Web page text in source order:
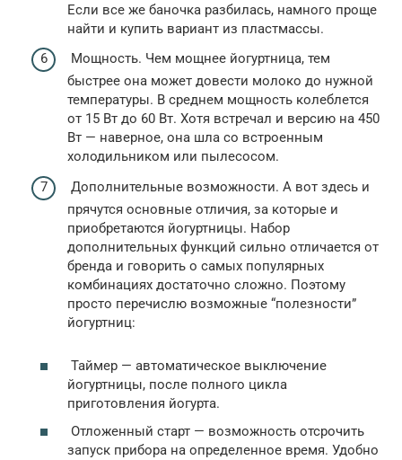
Если все же баночка разбилась, намного проще
найти и купить вариант из пластмассы.
Мощность. Чем мощнее йогуртница, тем
быстрее она может довести молоко до нужной
температуры. В среднем мощность колеблется
от 15 Вт до 60 Вт. Хотя встречал и версию на 450
Вт — наверное, она шла со встроенным
холодильником или пылесосом.
Дополнительные возможности. А вот здесь и
прячутся основные отличия, за которые и
приобретаются йогуртницы. Набор
дополнительных функций сильно отличается от
бренда и говорить о самых популярных
комбинациях достаточно сложно. Поэтому
просто перечислю возможные “полезности”
йогуртниц:
Таймер — автоматическое выключение
йогуртницы, после полного цикла
приготовления йогурта.
Отложенный старт — возможность отсрочить
запуск прибора на определенное время. Удобно